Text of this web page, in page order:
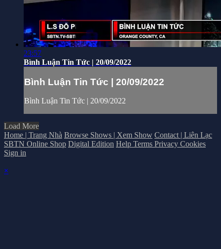
23:57
Bình Luận Tin Tức | 20/09/2022
Bình Luận Tin Tức | 20/09/2022
Bình Luận Tin Tức | 20/09/2022
Load More
Home | Trang Nhà Browse Shows | Xem Show Contact | Liên Lạc
SBTN Online Shop Digital Edition Help Terms Privacy Cookies
Sign in
×